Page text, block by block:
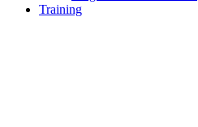
Training